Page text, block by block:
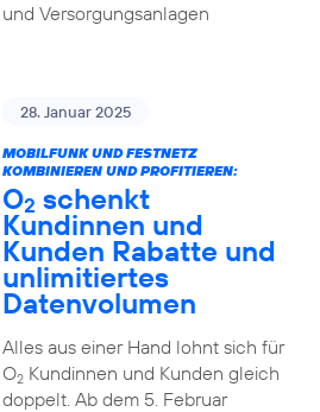
und Versorgungsanlagen
28. Januar 2025
MOBILFUNK UND FESTNETZ
KOMBINIEREN UND PROFITIEREN:
O2 schenkt
Kundinnen und
Kunden Rabatte und
unlimitiertes
Datenvolumen
Alles aus einer Hand lohnt sich für
O2Kundinnen und Kunden gleich
doppelt. Ab dem 5. Februar